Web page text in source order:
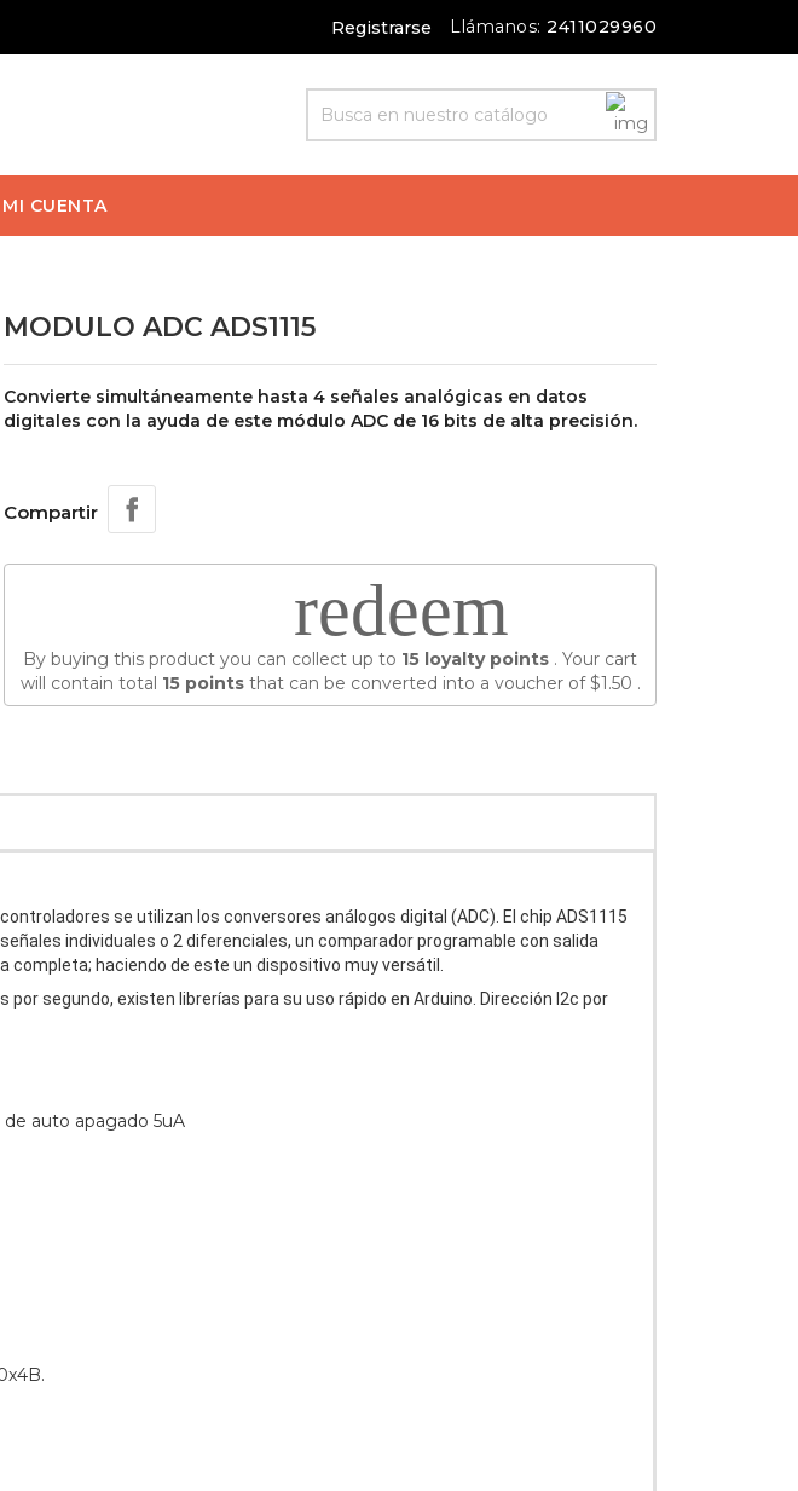
Registrarse Llámanos: 2411029960
MI CUENTA
MODULO ADC ADS1115
Convierte simultáneamente hasta 4 señales analógicas en datos
digitales con la ayuda de este módulo ADC de 16 bits de alta precisión.
Compartir
redeem
By buying this product you can collect up to 15 loyalty points . Your cart
will contain total 15pointsthat can be converted into a voucher of$1.50 .
se utilizan los conversores análogos digital (ADC). El chip ADS1115
individuales o 2 diferenciales, un comparador programable con salida
completa; haciendo de este un dispositivo muy versátil.
segundo, existen librerías para su uso rápido en Arduino. Dirección I2c por
auto apagado 5uA